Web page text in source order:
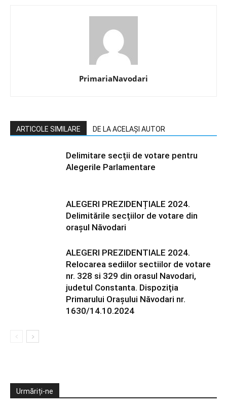
PrimariaNavodari
ARTICOLE SIMILARE DE LA ACELAȘI AUTOR
Delimitare secții de votare pentru
Alegerile Parlamentare
ALEGERI PREZIDENȚIALE 2024.
Delimitările secțiilor de votare din
orașul Năvodari
ALEGERI PREZIDENTIALE 2024.
Relocarea sediilor sectiilor de votare
nr. 328 si 329 din orasul Navodari,
judetul Constanta. Dispoziția
Primarului Orașului Năvodari nr.
1630/14.10.2024
Urmăriți-ne